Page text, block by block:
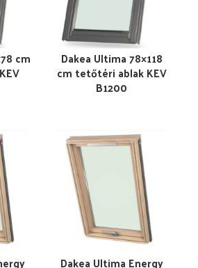
cm Dakea Ultima 78×118
cm tetőtéri ablak KEV
B1200
Dakea Ultima Energy